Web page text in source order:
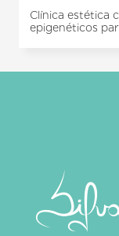
Clínica estética
epigenéticos